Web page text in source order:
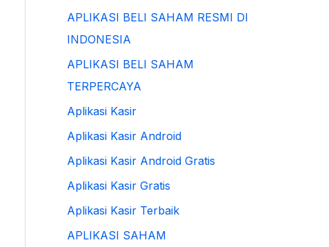
APLIKASI BELI SAHAM RESMI DI
INDONESIA
APLIKASI BELI SAHAM
TERPERCAYA
Aplikasi Kasir
Aplikasi Kasir Android
Aplikasi Kasir Android Gratis
Aplikasi Kasir Gratis
Aplikasi Kasir Terbaik
APLIKASI SAHAM